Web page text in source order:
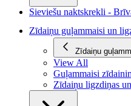
Sieviešu naktskrekli -
Zīdaiņu guļammaisi un
Zīdaiņu
View All
Guļammaisi
Zīdaiņu ligzdiņas